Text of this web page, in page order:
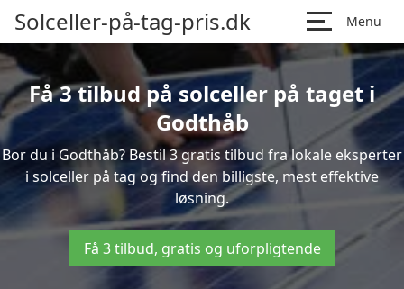
Solceller-på-tag-pris.dk Menu
Få 3 tilbud på solceller på taget i
Godthåb
Bor du i Godthåb? Bestil 3 gratis tilbud fra lokale eksperter
i solceller på tag og find den billigste, mest effektive
løsning.
Få 3 tilbud, gratis og uforpligtende